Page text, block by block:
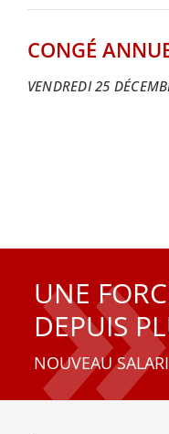
CONGÉ
VENDREDI 25
UNE
DEPUIS
NOUVEAU